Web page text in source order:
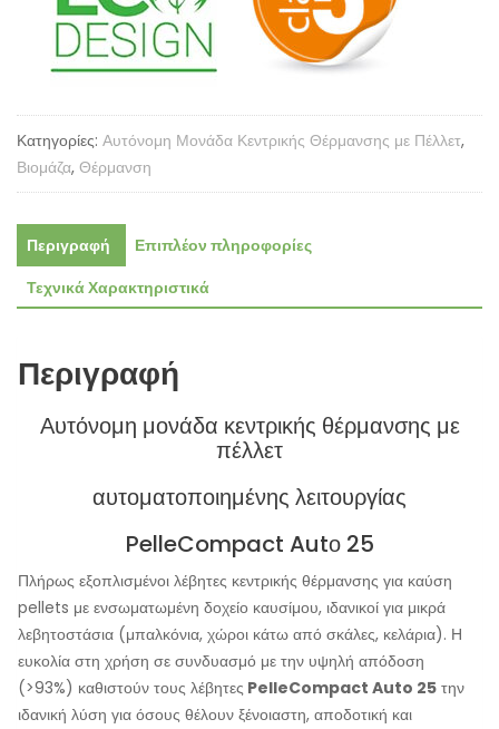
Κατηγορίες: Αυτόνομη Μονάδα Κεντρικής Θέρμανσης με Πέλλετ,
Βιομάζα, Θέρμανση
Περιγραφή
Επιπλέον πληροφορίες
Τεχνικά Χαρακτηριστικά
Περιγραφή
Αυτόνομη μονάδα κεντρικής θέρμανσης με
πέλλετ
αυτοματοποιημένης λειτουργίας
PelleCompact Autο 25
Πλήρως εξοπλισμένοι λέβητες κεντρικής θέρμανσης για καύση
pellets με ενσωματωμένη δοχείο καυσίμου, ιδανικοί για μικρά
λεβητοστάσια (μπαλκόνια, χώροι κάτω από σκάλες, κελάρια). Η
ευκολία στη χρήση σε συνδυασμό με την υψηλή απόδοση
(>93%) καθιστούν τους λέβητες PelleCompact Auto 25 την
ιδανική λύση για όσους θέλουν ξένοιαστη, αποδοτική και